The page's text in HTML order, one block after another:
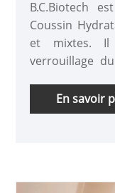
B.C.Biotech
Coussin
et mixtes. Il
verrouillage
s'agglutine
décolle pas
En savoir